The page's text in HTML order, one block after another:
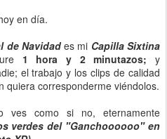
en día.
de Navidades mi Capilla Sixtina
1 hora y 2 minutazos;y
el trabajo y los clips de calidad
quiera corresponderme viéndolos.
ves como si no, eternamente
verdes del "Ganchoooooo" en